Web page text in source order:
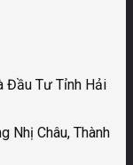
Đầu Tư Tỉnh Hải
Nhị Châu, Thành